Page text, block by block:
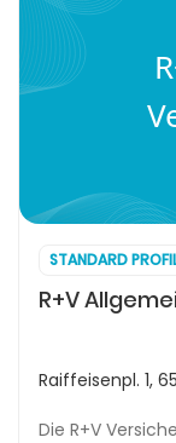
STANDARD
R+V
Raiffeisenpl. 1,
Die R+V